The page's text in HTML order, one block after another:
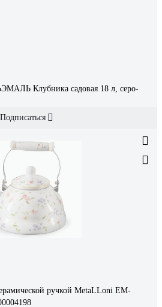
Клубника садовая 18 л, серо-
Подписаться
ручкой MetaLLoni EM-